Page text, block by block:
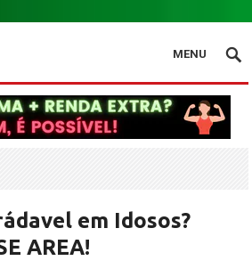
MENU
em Idosos?
AREA!